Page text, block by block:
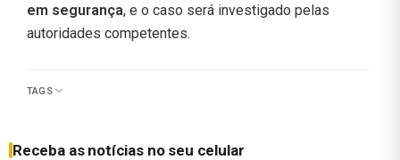
em segurança, e o caso será investigado pelas
autoridades competentes.
TAGS
Receba as notícias no seu celular